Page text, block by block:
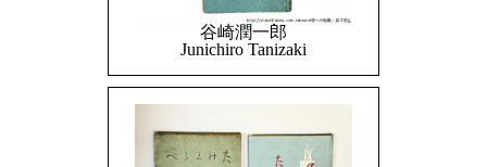
谷崎潤一郎
Junichiro Tanizaki